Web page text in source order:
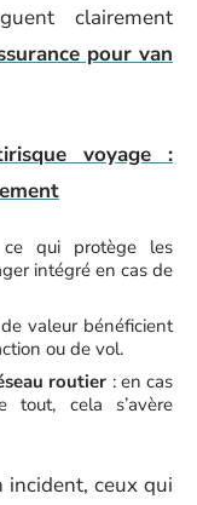
clairement
pour van
voyage :
qui protège les
intégré en cas de
valeur bénéficient
ou de vol.
routier : en cas
cela s’avère
incident, ceux qui